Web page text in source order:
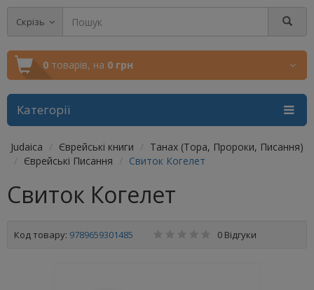
Скрізь
0 товарів, на 0 грн
Категорії
Judaica Єврейські книги
Танах (Тора, Пророки, Писання)
Єврейські Писання
Свиток Когелет
Свиток Когелет
Код товару: 9789659301485 0 Відгуки